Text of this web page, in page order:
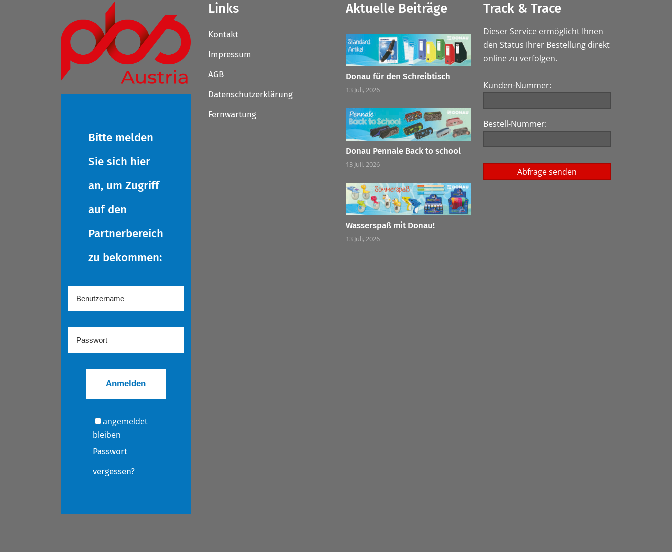
Bitte melden
Sie sich hier
an, um Zugriff
auf den
Partnerbereich
zu bekommen:
angemeldet
bleiben
Passwort
vergessen?
Links
Kontakt
Impressum
AGB
Datenschutzerklärung
Fernwartung
Aktuelle Beiträge
Donau für den Schreibtisch
13 Juli, 2026
Donau Pennale Back to school
13 Juli, 2026
Wasserspaß mit Donau!
13 Juli, 2026
Track & Trace
Dieser Service ermöglicht Ihnen
den Status Ihrer Bestellung direkt
online zu verfolgen.
Kunden-Nummer:
Bestell-Nummer: